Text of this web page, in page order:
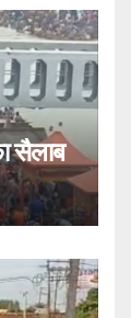
सैलाब